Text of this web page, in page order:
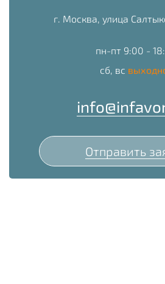
г. Москва, улица
пн-пт 9:00 -
сб, вс
Отправить